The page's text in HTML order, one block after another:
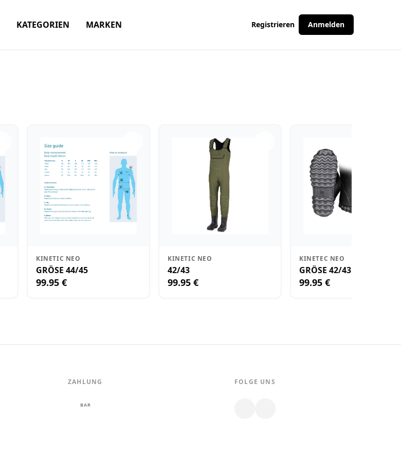
KATEGORIEN MARKEN Registrieren Anmelden
KINETIC NEO
GRÖSE 44/45
99.95 €
KINETIC NEO
42/43
99.95 €
KINETEC NEO
GRÖSE 42/43
99.95 €
ZAHLUNG
BAR
FOLGE UNS